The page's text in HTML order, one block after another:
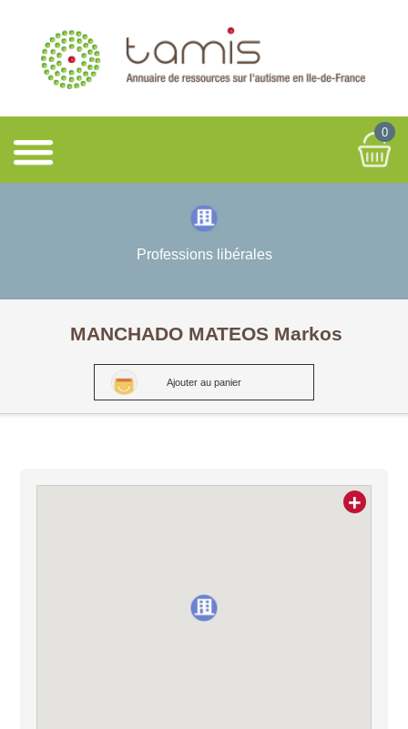
0
Professions libérales
MANCHADO MATEOS Markos
Ajouter au panier
+